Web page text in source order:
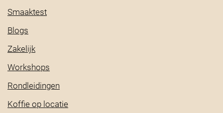
Smaaktest
Blogs
Zakelijk
Workshops
Rondleidingen
Koffie op locatie